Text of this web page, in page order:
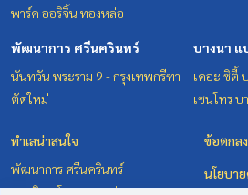
พาร์ค ออริจิ้น ทองหล่อ
พัฒนาการ ศรีนครินทร์
นันทวัน พระราม 9 - กรุงเทพกรีฑา
ตัดใหม่
บางนา แ
เดอะ ซิตี้
เซนโทร บ
ทำเลน่าสนใจ
พัฒนาการ ศรีนครินทร์
สุขุมวิท อโศก ทองหล่อ
ข้อตกล
นโยบา